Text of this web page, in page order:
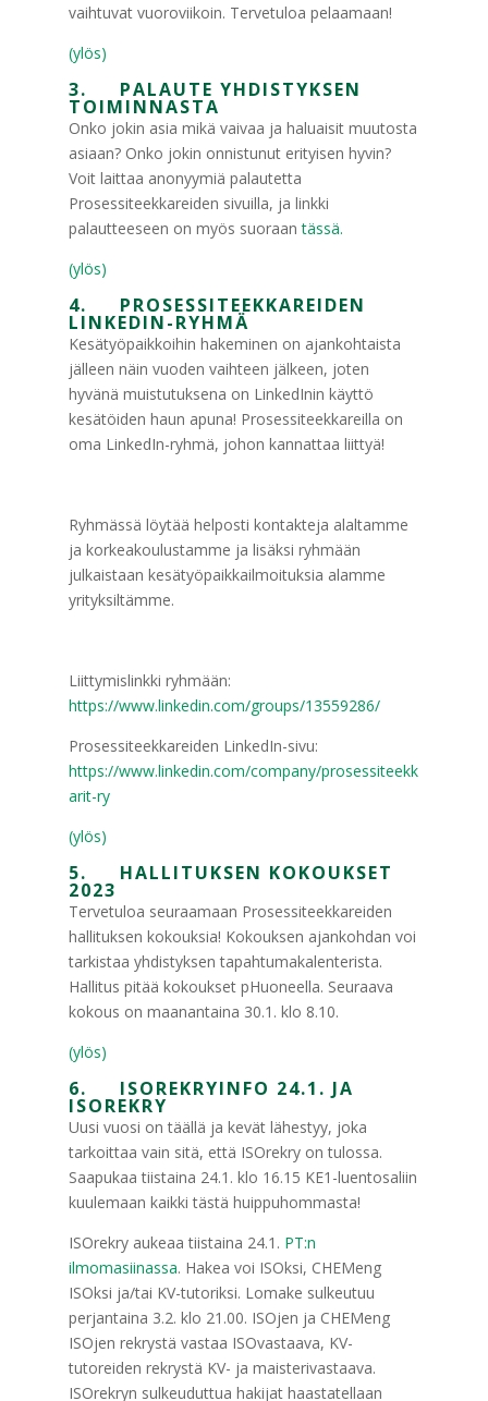
vaihtuvat vuoroviikoin. Tervetuloa pelaamaan!
(ylös)
3. PALAUTE YHDISTYKSEN
TOIMINNASTA
Onko jokin asia mikä vaivaa ja haluaisit muutosta
asiaan? Onko jokin onnistunut erityisen hyvin?
Voit laittaa anonyymiä palautetta
Prosessiteekkareiden sivuilla, ja linkki
palautteeseen on myös suoraantässä.
(ylös)
4. PROSESSITEEKKAREIDEN
LINKEDIN-RYHMÄ
Kesätyöpaikkoihin hakeminen on ajankohtaista
jälleen näin vuoden vaihteen jälkeen, joten
hyvänä muistutuksena on LinkedInin käyttö
kesätöiden haun apuna! Prosessiteekkareilla on
oma LinkedIn-ryhmä, johon kannattaa liittyä!
Ryhmässä löytää helposti kontakteja alaltamme
ja korkeakoulustamme ja lisäksi ryhmään
julkaistaan kesätyöpaikkailmoituksia alamme
yrityksiltämme.
Liittymislinkki ryhmään:
https://www.linkedin.com/groups/13559286/
Prosessiteekkareiden LinkedIn-sivu:
https://www.linkedin.com/company/prosessiteekk
arit-ry
(ylös)
5. HALLITUKSEN KOKOUKSET
2023
Tervetuloa seuraamaan Prosessiteekkareiden
hallituksen kokouksia! Kokouksen ajankohdan voi
tarkistaa yhdistyksen tapahtumakalenterista.
Hallitus pitää kokoukset pHuoneella. Seuraava
kokous on maanantaina 30.1. klo 8.10.
(ylös)
6. ISOREKRYINFO 24.1. JA
ISOREKRY
Uusi vuosi on täällä ja kevät lähestyy, joka
tarkoittaa vain sitä, että ISOrekry on tulossa.
Saapukaa tiistaina 24.1. klo 16.15 KE1-luentosaliin
kuulemaan kaikki tästä huippuhommasta!
ISOrekry aukeaa tiistaina 24.1. PT:n
ilmomasiinassa. Hakea voi ISOksi, CHEMeng
ISOksi ja/tai KV-tutoriksi. Lomake sulkeutuu
perjantaina 3.2. klo 21.00. ISOjen ja CHEMeng
ISOjen rekrystä vastaa ISOvastaava, KV-
tutoreiden rekrystä KV- ja maisterivastaava.
ISOrekryn sulkeuduttua hakijat haastatellaan